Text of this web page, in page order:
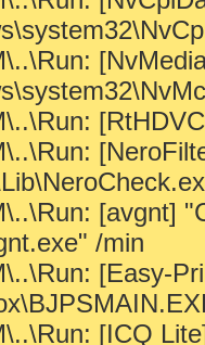
[avgnt]
/min
[Easy-
[ICQ